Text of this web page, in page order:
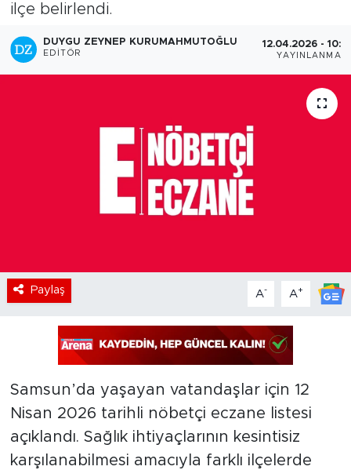
ilçe belirlendi.
DUYGU ZEYNEP KURUMAHMUTOĞLU
EDITÖR
12.04.2026 -
YAYINLANMA
Paylaş A- A+
Samsun’da yaşayan vatandaşlar için 12
Nisan 2026 tarihli nöbetçi eczane listesi
açıklandı. Sağlık ihtiyaçlarının kesintisiz
karşılanabilmesi amacıyla farklı ilçelerde
Son Dakika Haberleri
Haber Arşivi